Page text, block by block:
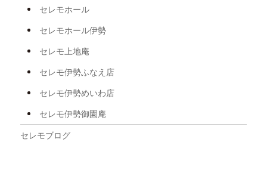
2025年3月
2025年2月
2025年1月
2024年12月
セレモホール
セレモホール伊勢
セレモ上地庵
セレモ伊勢ふなえ店
セレモ伊勢めいわ店
セレモ伊勢御園庵
セレモブログ